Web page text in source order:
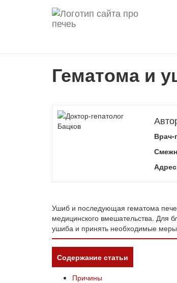
Гематома и
Врач-
Ушиб и последующая гематома
медицинского вмешательства. Для
ушиба и принять необходимые
Содержание статьи
Причины